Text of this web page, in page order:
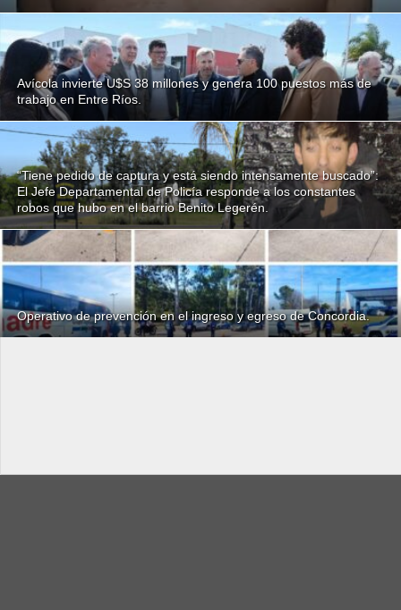
Avícola invierte U$S 38 millones y genera 100 puestos más de
trabajo en Entre Ríos.
“Tiene pedido de captura y está siendo intensamente buscado”:
El Jefe Departamental de Policía responde a los constantes
robos que hubo en el barrio Benito Legerén.
Operativo de prevención en el ingreso y egreso de Concordia.